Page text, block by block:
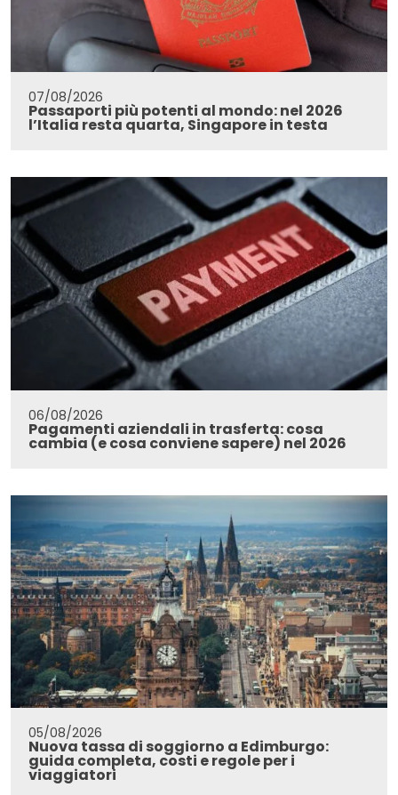
07/08/2026
Passaporti più potenti al mondo: nel 2026
l’Italia resta quarta, Singapore in testa
06/08/2026
Pagamenti aziendali in trasferta: cosa
cambia (e cosa conviene sapere) nel 2026
05/08/2026
Nuova tassa di soggiorno a Edimburgo:
guida completa, costi e regole per i
viaggiatori